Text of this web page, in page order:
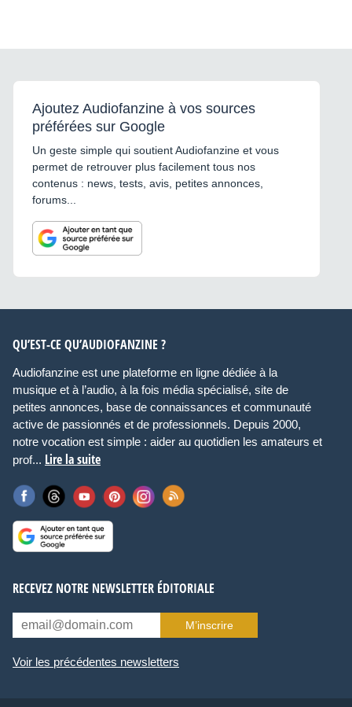
Ajoutez Audiofanzine à vos sources
préférées sur Google
Un geste simple qui soutient Audiofanzine et vous
permet de retrouver plus facilement tous nos
contenus : news, tests, avis, petites annonces,
forums...
QU’EST-CE QU’AUDIOFANZINE ?
Audiofanzine est une plateforme en ligne dédiée à la
musique et à l’audio, à la fois média spécialisé, site de
petites annonces, base de connaissances et communauté
active de passionnés et de professionnels. Depuis 2000,
notre vocation est simple : aider au quotidien les amateurs et
prof... Lire la suite
RECEVEZ NOTRE NEWSLETTER ÉDITORIALE
M’inscrire
Voir les précédentes newsletters